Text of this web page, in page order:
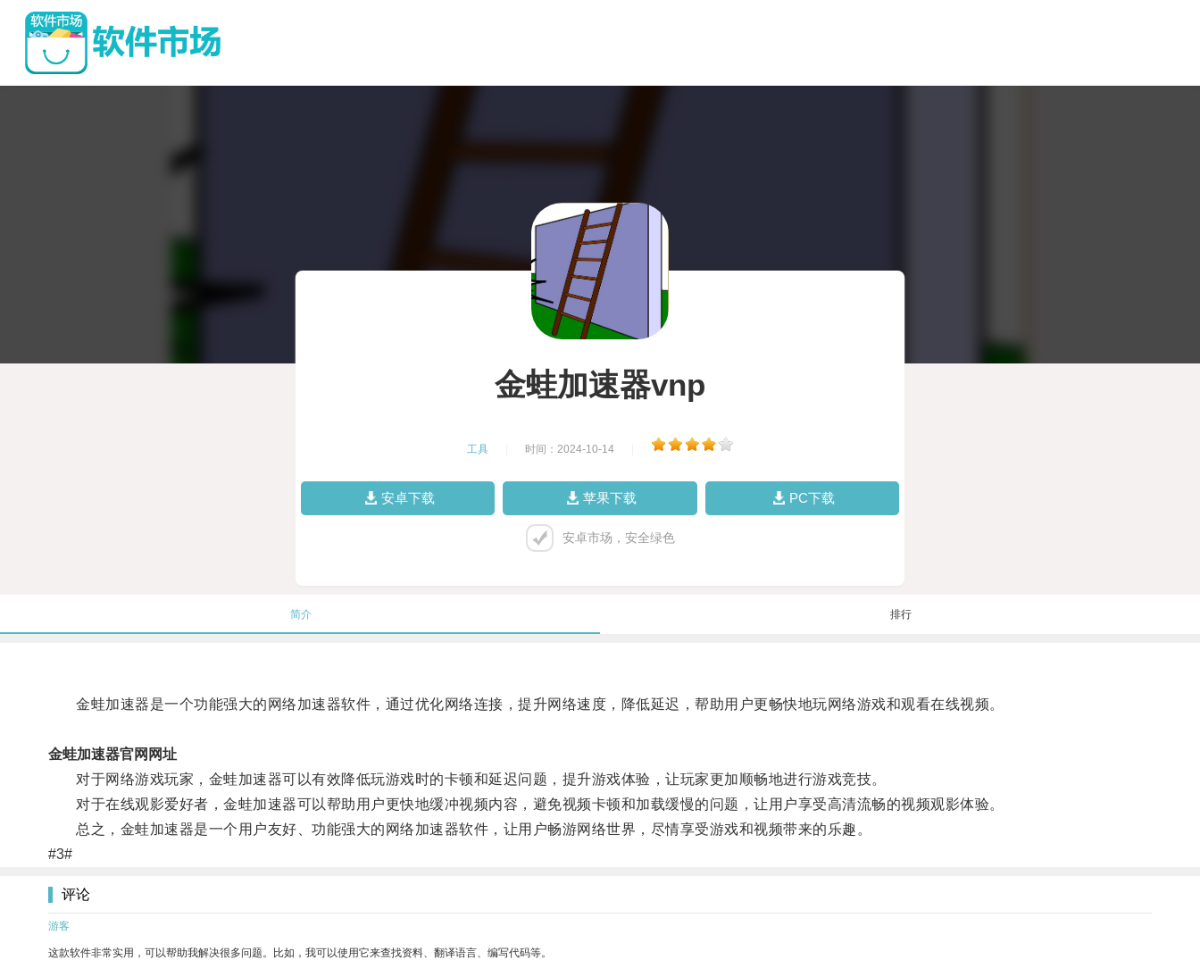
金蛙加速器vnp
工具 时间：2024-10-14
安卓下载 苹果下载 PC下载
安卓市场，安全绿色
简介 排行
金蛙加速器是一个功能强大的网络加速器软件，通过优化网络连接，提升网络速度，降低延迟，帮助用户更畅快地玩网络游戏和观看在线视频。
金蛙加速器官网网址
对于网络游戏玩家，金蛙加速器可以有效降低玩游戏时的卡顿和延迟问题，提升游戏体验，让玩家更加顺畅地进行游戏竞技。
对于在线观影爱好者，金蛙加速器可以帮助用户更快地缓冲视频内容，避免视频卡顿和加载缓慢的问题，让用户享受高清流畅的视频观影体验。
总之，金蛙加速器是一个用户友好、功能强大的网络加速器软件，让用户畅游网络世界，尽情享受游戏和视频带来的乐趣。
#3#
评论
游客
这款软件非常实用，可以帮助我解决很多问题。比如，我可以使用它来查找资料、翻译语言、编写代码等。